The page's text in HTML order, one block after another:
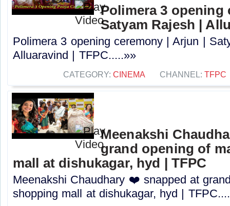
Polimera 3 opening
Satyam Rajesh |
Polimera 3 opening ceremony | Arjun |
Alluaravind | TFPC.....»»
CATEGORY: CINEMA CHANNEL: TFPC
Meenakshi
grand opening of
mall at dishukagar, hyd | TFPC
Meenakshi Chaudhary ❤️ snapped at
shopping mall at dishukagar, hyd |